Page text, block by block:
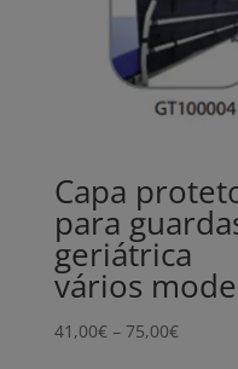
Capa
para
geriátrica
vários
41,00€ – 75,00€Price